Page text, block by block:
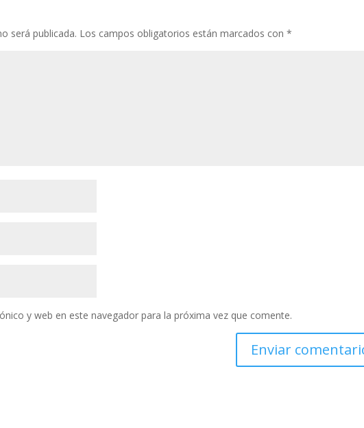
será publicada. Los campos obligatorios están marcados con*
y web en este navegador para la próxima vez que comente.